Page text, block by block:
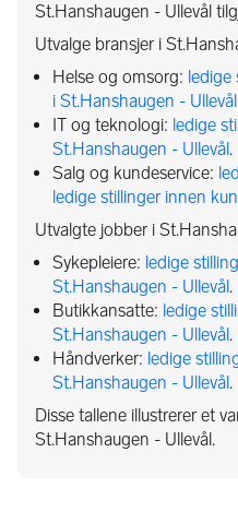
St.Hanshaugen - Ullevål
Utvalge bransjer i
Helse og omsorg: ledige
i St.Hanshaugen - Ullevål
IT og teknologi: ledige
St.Hanshaugen - Ullevål.
Salg og kundeservice:
ledige stillinger innen
Utvalgte jobber i
Sykepleiere: ledige
St.Hanshaugen - Ullevål.
Butikkansatte: ledige
St.Hanshaugen - Ullevål.
Håndverker: ledige
St.Hanshaugen - Ullevål.
Disse tallene illustrerer et
St.Hanshaugen - Ullevål.